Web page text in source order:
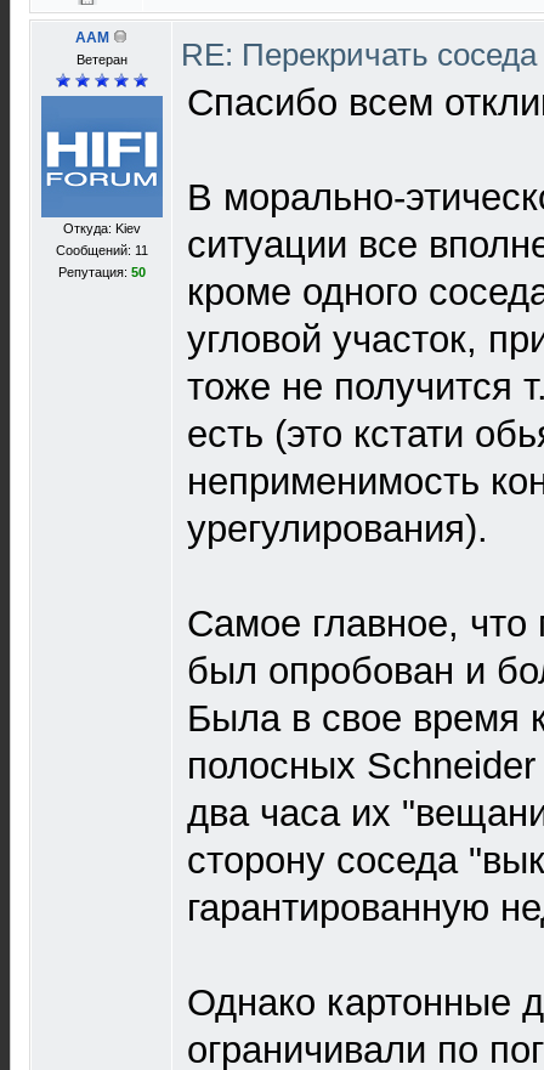
AAM
Ветеран
Откуда: Kiev
Сообщений: 11
Репутация: 50
RE: Перекричать
Спасибо всем
В морально-
ситуации все
кроме одного
угловой участок,
тоже не получится
есть (это кстати
неприменимость
урегулирования).
Самое главное,
был опробован и
Была в свое время
полосных
два часа их
сторону соседа
гарантированную
Однако картонные
ограничивали по